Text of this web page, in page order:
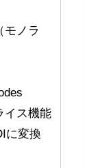
モノラ
イス機能
に変換